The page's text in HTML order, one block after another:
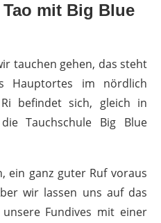
mit Big Blue
tauchen gehen, das steht
Hauptortes im nördlich
befindet sich, gleich in
Tauchschule Big Blue
ein ganz guter Ruf voraus
wir lassen uns auf das
Fundives mit einer